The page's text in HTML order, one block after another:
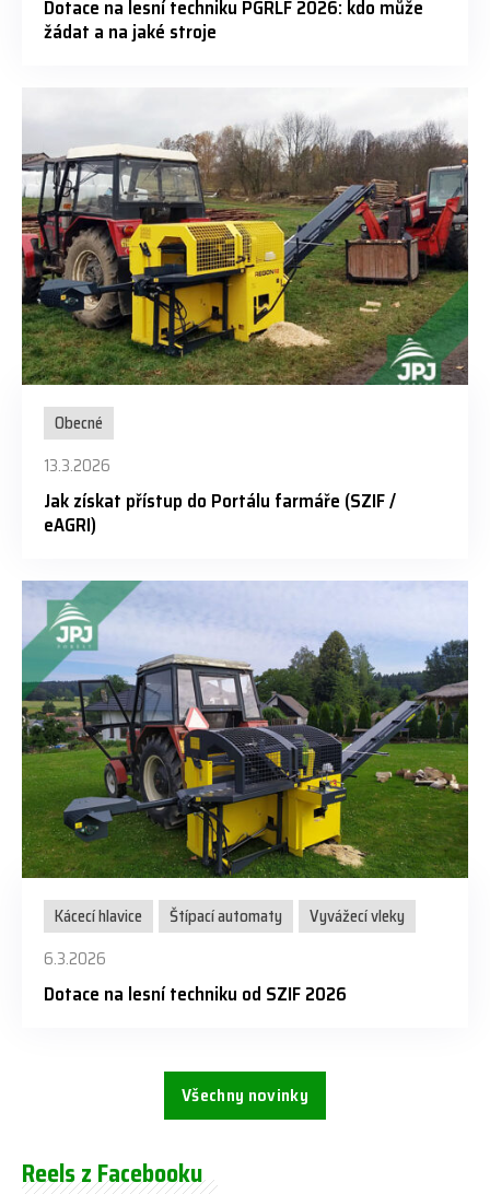
Dotace na lesní techniku PGRLF 2026: kdo může
žádat a na jaké stroje
Obecné
13.3.2026
Jak získat přístup do Portálu farmáře (SZIF /
eAGRI)
Kácecí hlavice Štípací automaty
Vyvážecí vleky
6.3.2026
Dotace na lesní techniku od SZIF 2026
Všechny novinky
Reels z Facebooku